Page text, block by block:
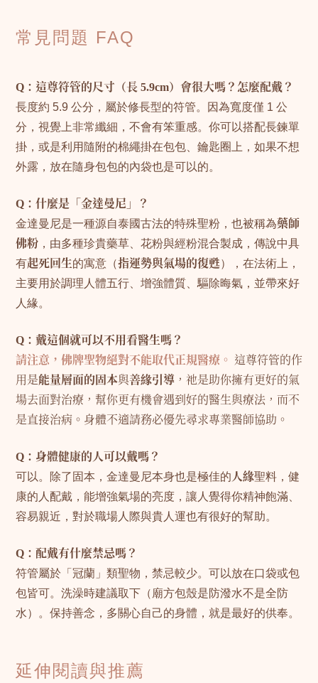
常見問題 FAQ
Q：這尊符管的尺寸（長 5.9cm）會很大嗎？怎麼配戴？
長度約 5.9 公分，屬於修長型的符管。因為寬度僅 1 公
分，視覺上非常纖細，不會有笨重感。你可以搭配長鍊單
掛，或是利用隨附的棉繩掛在包包、鑰匙圈上，如果不想
外露，放在隨身包包的內袋也是可以的。
Q：什麼是「金達曼尼」？
金達曼尼是一種源自泰國古法的特殊聖粉，也被稱為藥師
佛粉 ，由多種珍貴藥草、花粉與經粉混合製成，傳說中具
有起死回生的寓意（指運勢與氣場的復甦），在法術上，
主要用於調理人體五行、增強體質、驅除晦氣，並帶來好
人緣。
Q：戴這個就可以不用看醫生嗎？
請注意，佛牌聖物絕對不能取代正規醫療。
這尊符管的作
用是能量層面的固本與善緣引導 ，祂是助你擁有更好的氣
場去面對治療，幫你更有機會遇到好的醫生與療法，而不
是直接治病。身體不適請務必優先尋求專業醫師協助。
Q：身體健康的人可以戴嗎？
可以。除了固本，金達曼尼本身也是極佳的 人緣聖料，健
康的人配戴，能增強氣場的亮度，讓人覺得你精神飽滿、
容易親近，對於職場人際與貴人運也有很好的幫助。
Q：配戴有什麼禁忌嗎？
符管屬於「冠蘭」類聖物，禁忌較少。可以放在口袋或包
包皆可。洗澡時建議取下（廟方包殼是防潑水不是全防
水）。保持善念，多關心自己的身體，就是最好的供奉。
延伸閱讀與推薦